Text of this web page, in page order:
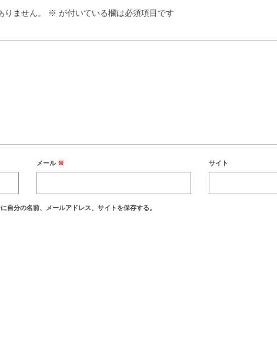
ません。 ※ が付いている欄は必須項目です
メール ※ サイト
自分の名前、メールアドレス、サイトを保存する。